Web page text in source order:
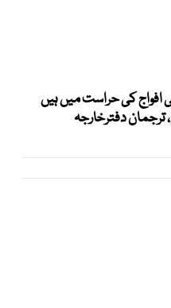
افواج کی حراست میں ہیں
دفترخارجہ